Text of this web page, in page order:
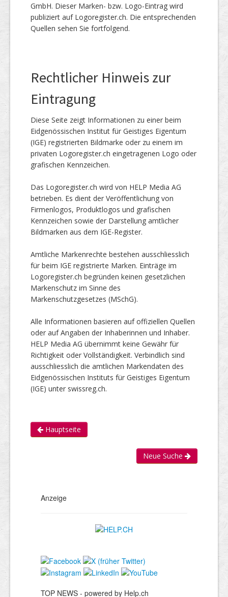
GmbH. Dieser Marken- bzw. Logo-Eintrag wird
publiziert auf Logoregister.ch. Die entsprechenden
Quellen sehen Sie fortfolgend.
Rechtlicher Hinweis zur
Eintragung
Diese Seite zeigt Informationen zu einer beim
Eidgenössischen Institut für Geistiges Eigentum
(IGE) registrierten Bildmarke oder zu einem im
privaten Logoregister.ch eingetragenen Logo oder
grafischen Kennzeichen.
Das Logoregister.ch wird von HELP Media AG
betrieben. Es dient der Veröffentlichung von
Firmenlogos, Produktlogos und grafischen
Kennzeichen sowie der Darstellung amtlicher
Bildmarken aus dem IGE-Register.
Amtliche Markenrechte bestehen ausschliesslich
für beim IGE registrierte Marken. Einträge im
Logoregister.ch begründen keinen gesetzlichen
Markenschutz im Sinne des
Markenschutzgesetzes (MSchG).
Alle Informationen basieren auf offiziellen Quellen
oder auf Angaben der Inhaberinnen und Inhaber.
HELP Media AG übernimmt keine Gewähr für
Richtigkeit oder Vollständigkeit. Verbindlich sind
ausschliesslich die amtlichen Markendaten des
Eidgenössischen Instituts für Geistiges Eigentum
(IGE) unter swissreg.ch.
Hauptseite
Neue Suche